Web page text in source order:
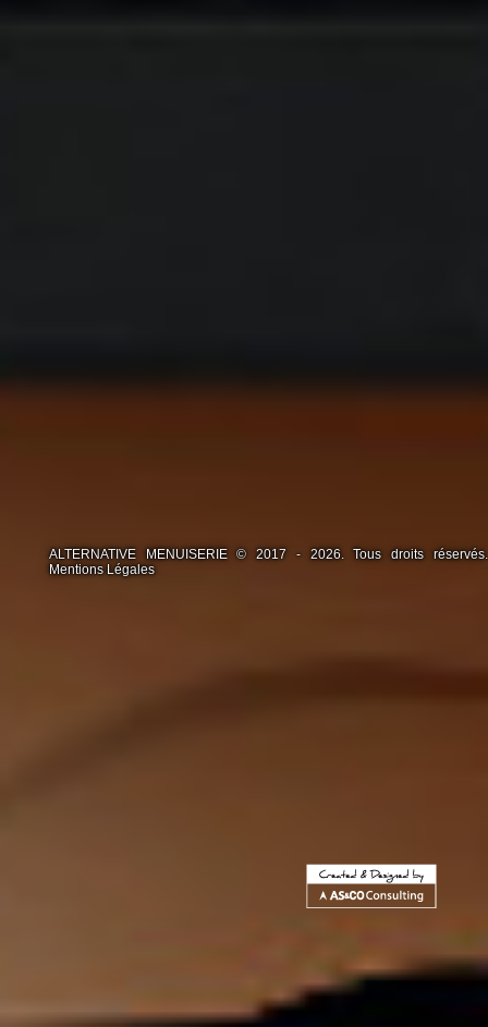
ALTERNATIVE MENUISERIE © 2017 - 2026. Tous droits réservés.
Mentions Légales